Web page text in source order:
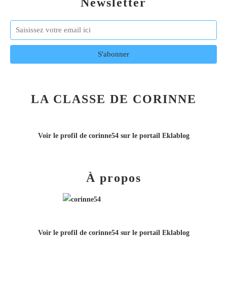
LA CLASSE DE CORINNE
Voir le profil de corinne54sur le portail Eklablog
À propos
Voir le profil de corinne54sur le portail Eklablog